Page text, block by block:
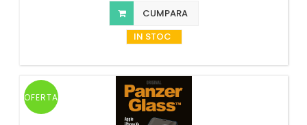
CUMPARA
IN STOC
OFERTA